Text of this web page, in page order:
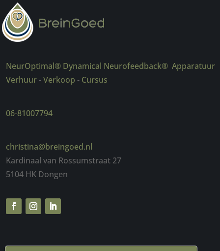
NeurOptimal® Dynamical Neurofeedback® Apparatuur
Verhuur-Verkoop - Cursus
06-81007794
christina@breingoed.nl
Kardinaal van Rossumstraat 27
5104 HK Dongen